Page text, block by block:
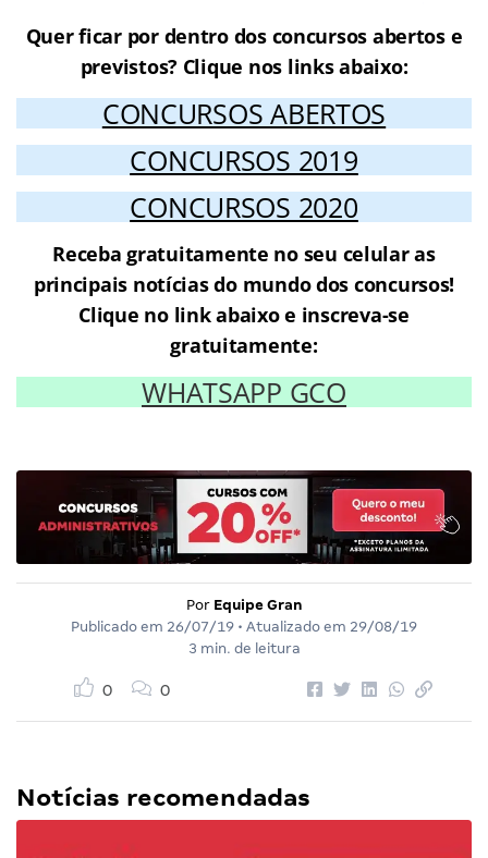
Quer ficar por dentro dos concursos abertos e
previstos? Clique nos links abaixo:
CONCURSOS ABERTOS
CONCURSOS 2019
CONCURSOS 2020
Receba gratuitamente no seu celular as
principais notícias do mundo dos concursos!
Clique no link abaixo e inscreva-se
gratuitamente:
WHATSAPP GCO
Por Equipe Gran
Publicado em 26/07/19 • Atualizado em 29/08/19
3 min. de leitura
0 0
Notícias recomendadas